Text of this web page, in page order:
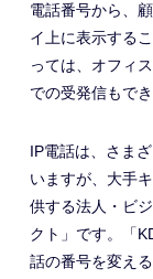
電話番号から、
イ上に表示する
っては、オフィ
での受発信もでき
IP電話は、さま
いますが、大手
供する法人・ビ
クト」です。「
話の番号を変え